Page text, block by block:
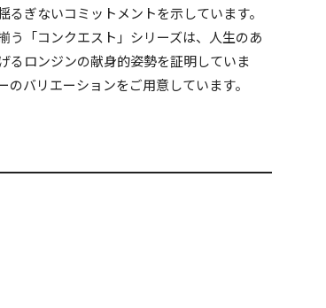
ぎないコミットメントを示しています。
う「コンクエスト」シリーズは、人生のあ
るロンジンの献身的姿勢を証明していま
バリエーションをご用意しています。